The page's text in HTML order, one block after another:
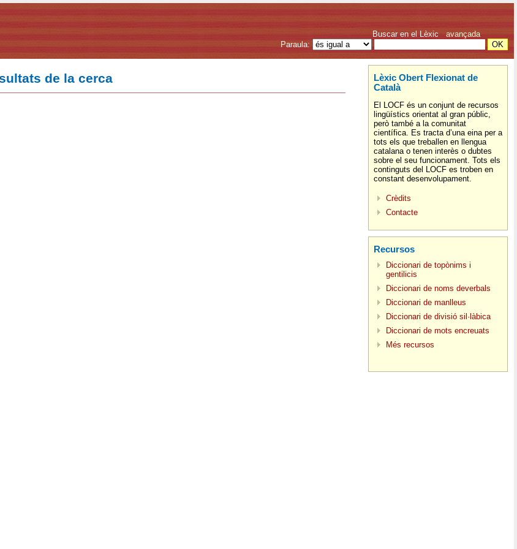
Buscar en el Lèxic avançada
Paraula:
de la cerca
Lèxic Obert Flexionat de
Català
El LOCF és un conjunt de recursos
lingüístics orientat al gran públic,
però també a la comunitat
científica. Es tracta d’una eina per a
tots els que treballen en llengua
catalana o tenen interès o dubtes
sobre el seu funcionament. Tots els
continguts del LOCF es troben en
constant desenvolupament.
Crèdits
Contacte
Recursos
Diccionari de topònims i
gentilicis
Diccionari de noms deverbals
Diccionari de manlleus
Diccionari de divisió sil·làbica
Diccionari de mots encreuats
Més recursos